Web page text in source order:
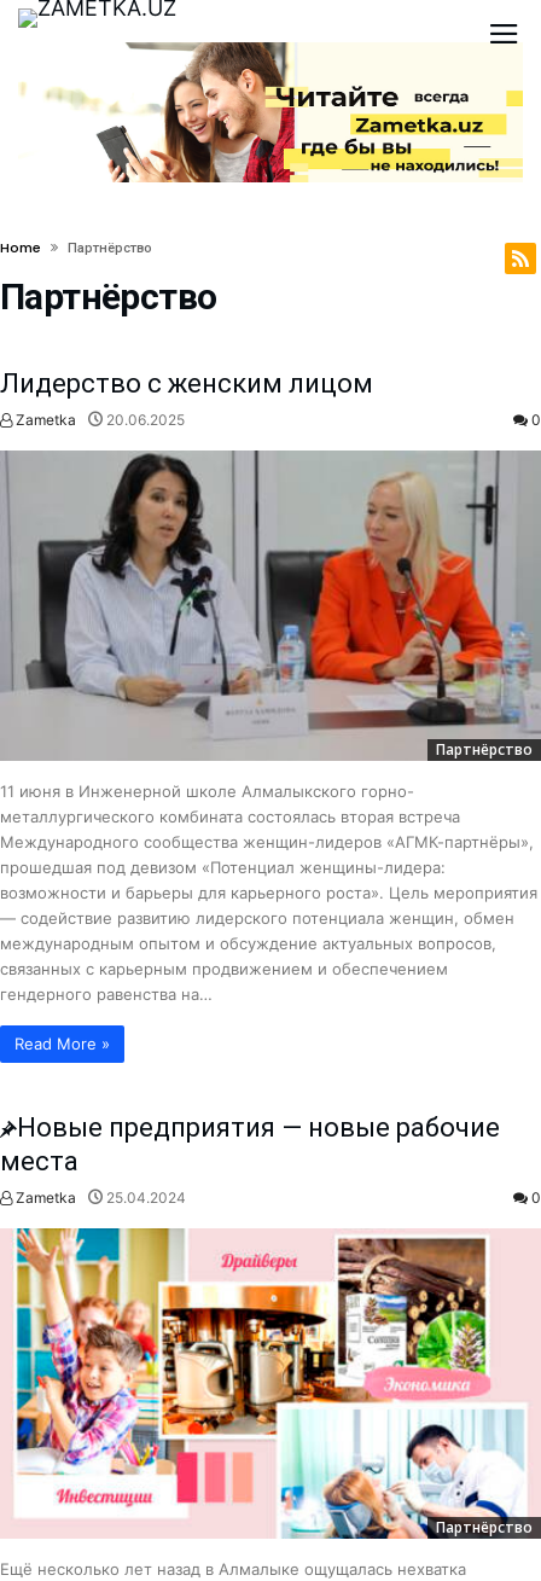
Home Партнёрство
Партнёрство
Лидерство с женским лицом
Zametka 20.06.2025 0
Партнёрство
11 июня в Инженерной школе Алмалыкского горно-
металлургического комбината состоялась вторая встреча
Международного сообщества женщин-лидеров «АГМК-партнёры»,
прошедшая под девизом «Потенциал женщины-лидера:
возможности и барьеры для карьерного роста». Цель мероприятия
— содействие развитию лидерского потенциала женщин, обмен
международным опытом и обсуждение актуальных вопросов,
связанных с карьерным продвижением и обеспечением
гендерного равенства на…
Read More »
Новые предприятия — новые рабочие
места
Zametka 25.04.2024 0
Партнёрство
Ещё несколько лет назад в Алмалыке ощущалась нехватка